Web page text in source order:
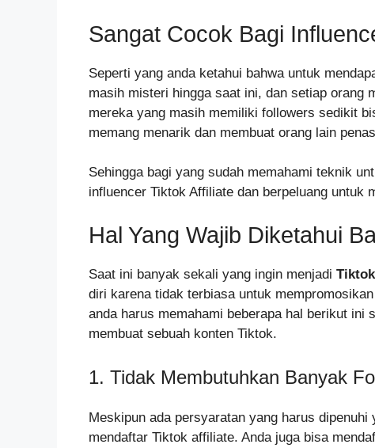
Sangat Cocok Bagi
Seperti yang anda ketahui bahwa untuk
masih misteri hingga saat ini, dan setiap orang
mereka yang masih memiliki followers sedikit
memang menarik dan membuat orang lain
Sehingga bagi yang sudah memahami teknik
influencer Tiktok Affiliate dan berpeluang untuk
Hal Yang Wajib Diketahui
Saat ini banyak sekali yang ingin menjadi
diri karena tidak terbiasa untuk
anda harus memahami beberapa hal berikut ini
membuat sebuah konten Tiktok.
1. Tidak Membutuhkan Banyak
Meskipun ada persyaratan yang harus
mendaftar Tiktok affiliate. Anda juga bisa